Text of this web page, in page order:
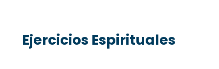
Ejercicios Espirituales